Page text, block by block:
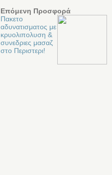
Επόμενη Προσφορά
Πακετo
αδυνατισματος με
κρυολιπολυση &
συνεδριες μασαζ
στο Περιστερι!